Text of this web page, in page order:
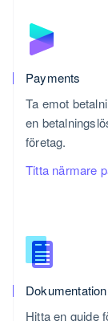
Payments
Ta emot
en
företag.
Titta närmare
Hitta en guide
Portugal
Português
English
Deutsch
Singapore
English
English
Español
Sverige